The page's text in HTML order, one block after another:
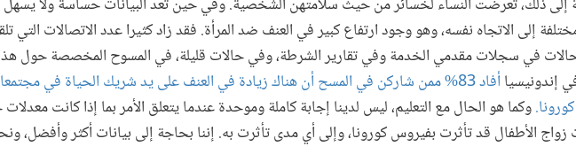
إلى ذلك، تعرضت النساء لخسائر من حيث سلامتهن الشخصية. وفي حين تُعد البيانات حساسة ولا يسهل
إلى الاتجاه نفسه، وهو وجود ارتفاع كبير في العنف ضد المرأة. فقد زاد كثيرا عدد الاتصالات التي
في سجلات مقدمي الخدمة وفي تقارير الشرطة، وفي حالات قليلة، في المسوح المخصصة حول
إندونيسيا
أفاد 83% ممن شاركن في المسح أن هناك زيادة في العنف على يد شريك الحياة في
وكما هو الحال مع التعليم، ليس لدينا إجابة كاملة وموحدة عندما يتعلق الأمر بما إذا كانت
زواج الأطفال قد تأثرت بفيروس كورونا، وإلى أي مدى تأثرت به. إننا بحاجة إلى بيانات أكثر وأفضل،